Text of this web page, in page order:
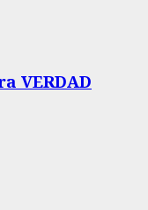
VERDAD